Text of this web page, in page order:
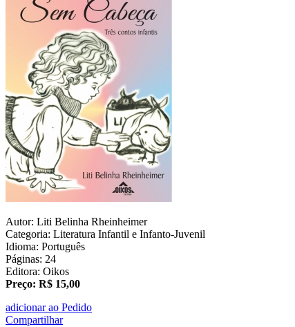
Autor: Liti Belinha Rheinheimer
Categoria: Literatura Infantil e Infanto-Juvenil
Idioma: Português
Páginas: 24
Editora: Oikos
Preço: R$ 15,00
adicionar ao Pedido
Compartilhar